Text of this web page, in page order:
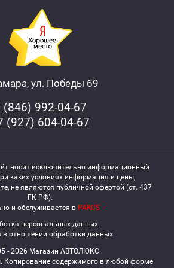
ул. Победы 69
(846) 992-04-67
(927) 604-04-67
носит исключительно информационный
каких условиях информация и цены,
не являются публичной офертой (ст. 437
ГК РФ).
и обслуживается в PARUS
персональных данных
в отношении обработки данных
- 2026 Магазин АВТОЛЮКС
Копирование содержимого в любой форме